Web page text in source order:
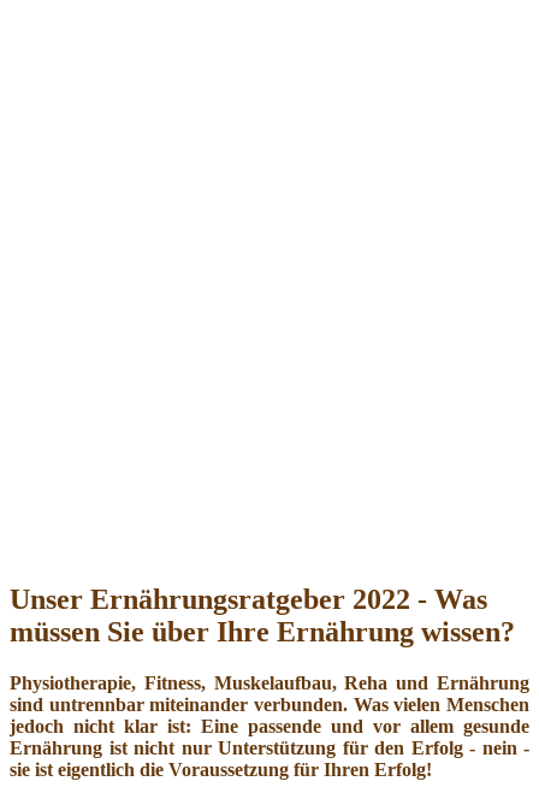
Unser Ernährungsratgeber 2022 - Was
müssen Sie über Ihre Ernährung wissen?
Physiotherapie, Fitness, Muskelaufbau, Reha und Ernährung
sind untrennbar miteinander verbunden. Was vielen Menschen
jedoch nicht klar ist: Eine passende und vor allem gesunde
Ernährung ist nicht nur Unterstützung für den Erfolg - nein -
sie ist eigentlich die Voraussetzung für Ihren Erfolg!